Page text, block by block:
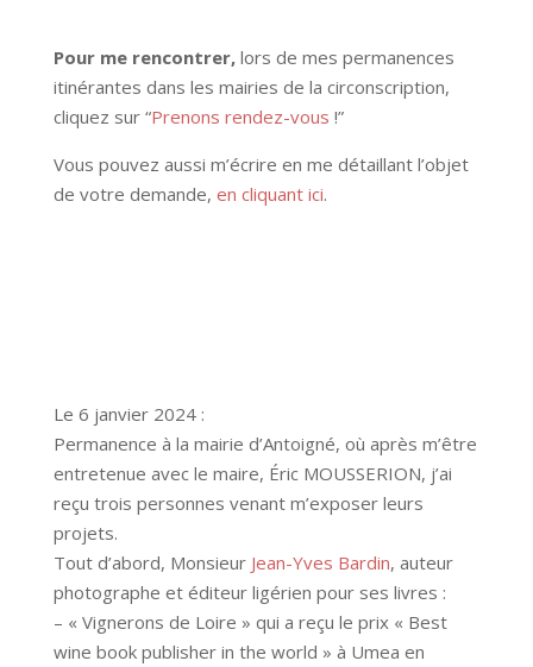
Pour me rencontrer, lors de mes permanences
itinérantes dans les mairies de la circonscription,
cliquez sur “Prenons rendez-vous !”
Vous pouvez aussi m’écrire en me détaillant l’objet
de votre demande, en cliquant ici.
Le 6 janvier 2024 :
Permanence à la mairie d’Antoigné, où après m’être
entretenue avec le maire, Éric MOUSSERION, j’ai
reçu trois personnes venant m’exposer leurs
projets.
Tout d’abord, Monsieur Jean-Yves Bardin, auteur
photographe et éditeur ligérien pour ses livres :
– « Vignerons de Loire » qui a reçu le prix « Best
wine book publisher in the world » à Umea en